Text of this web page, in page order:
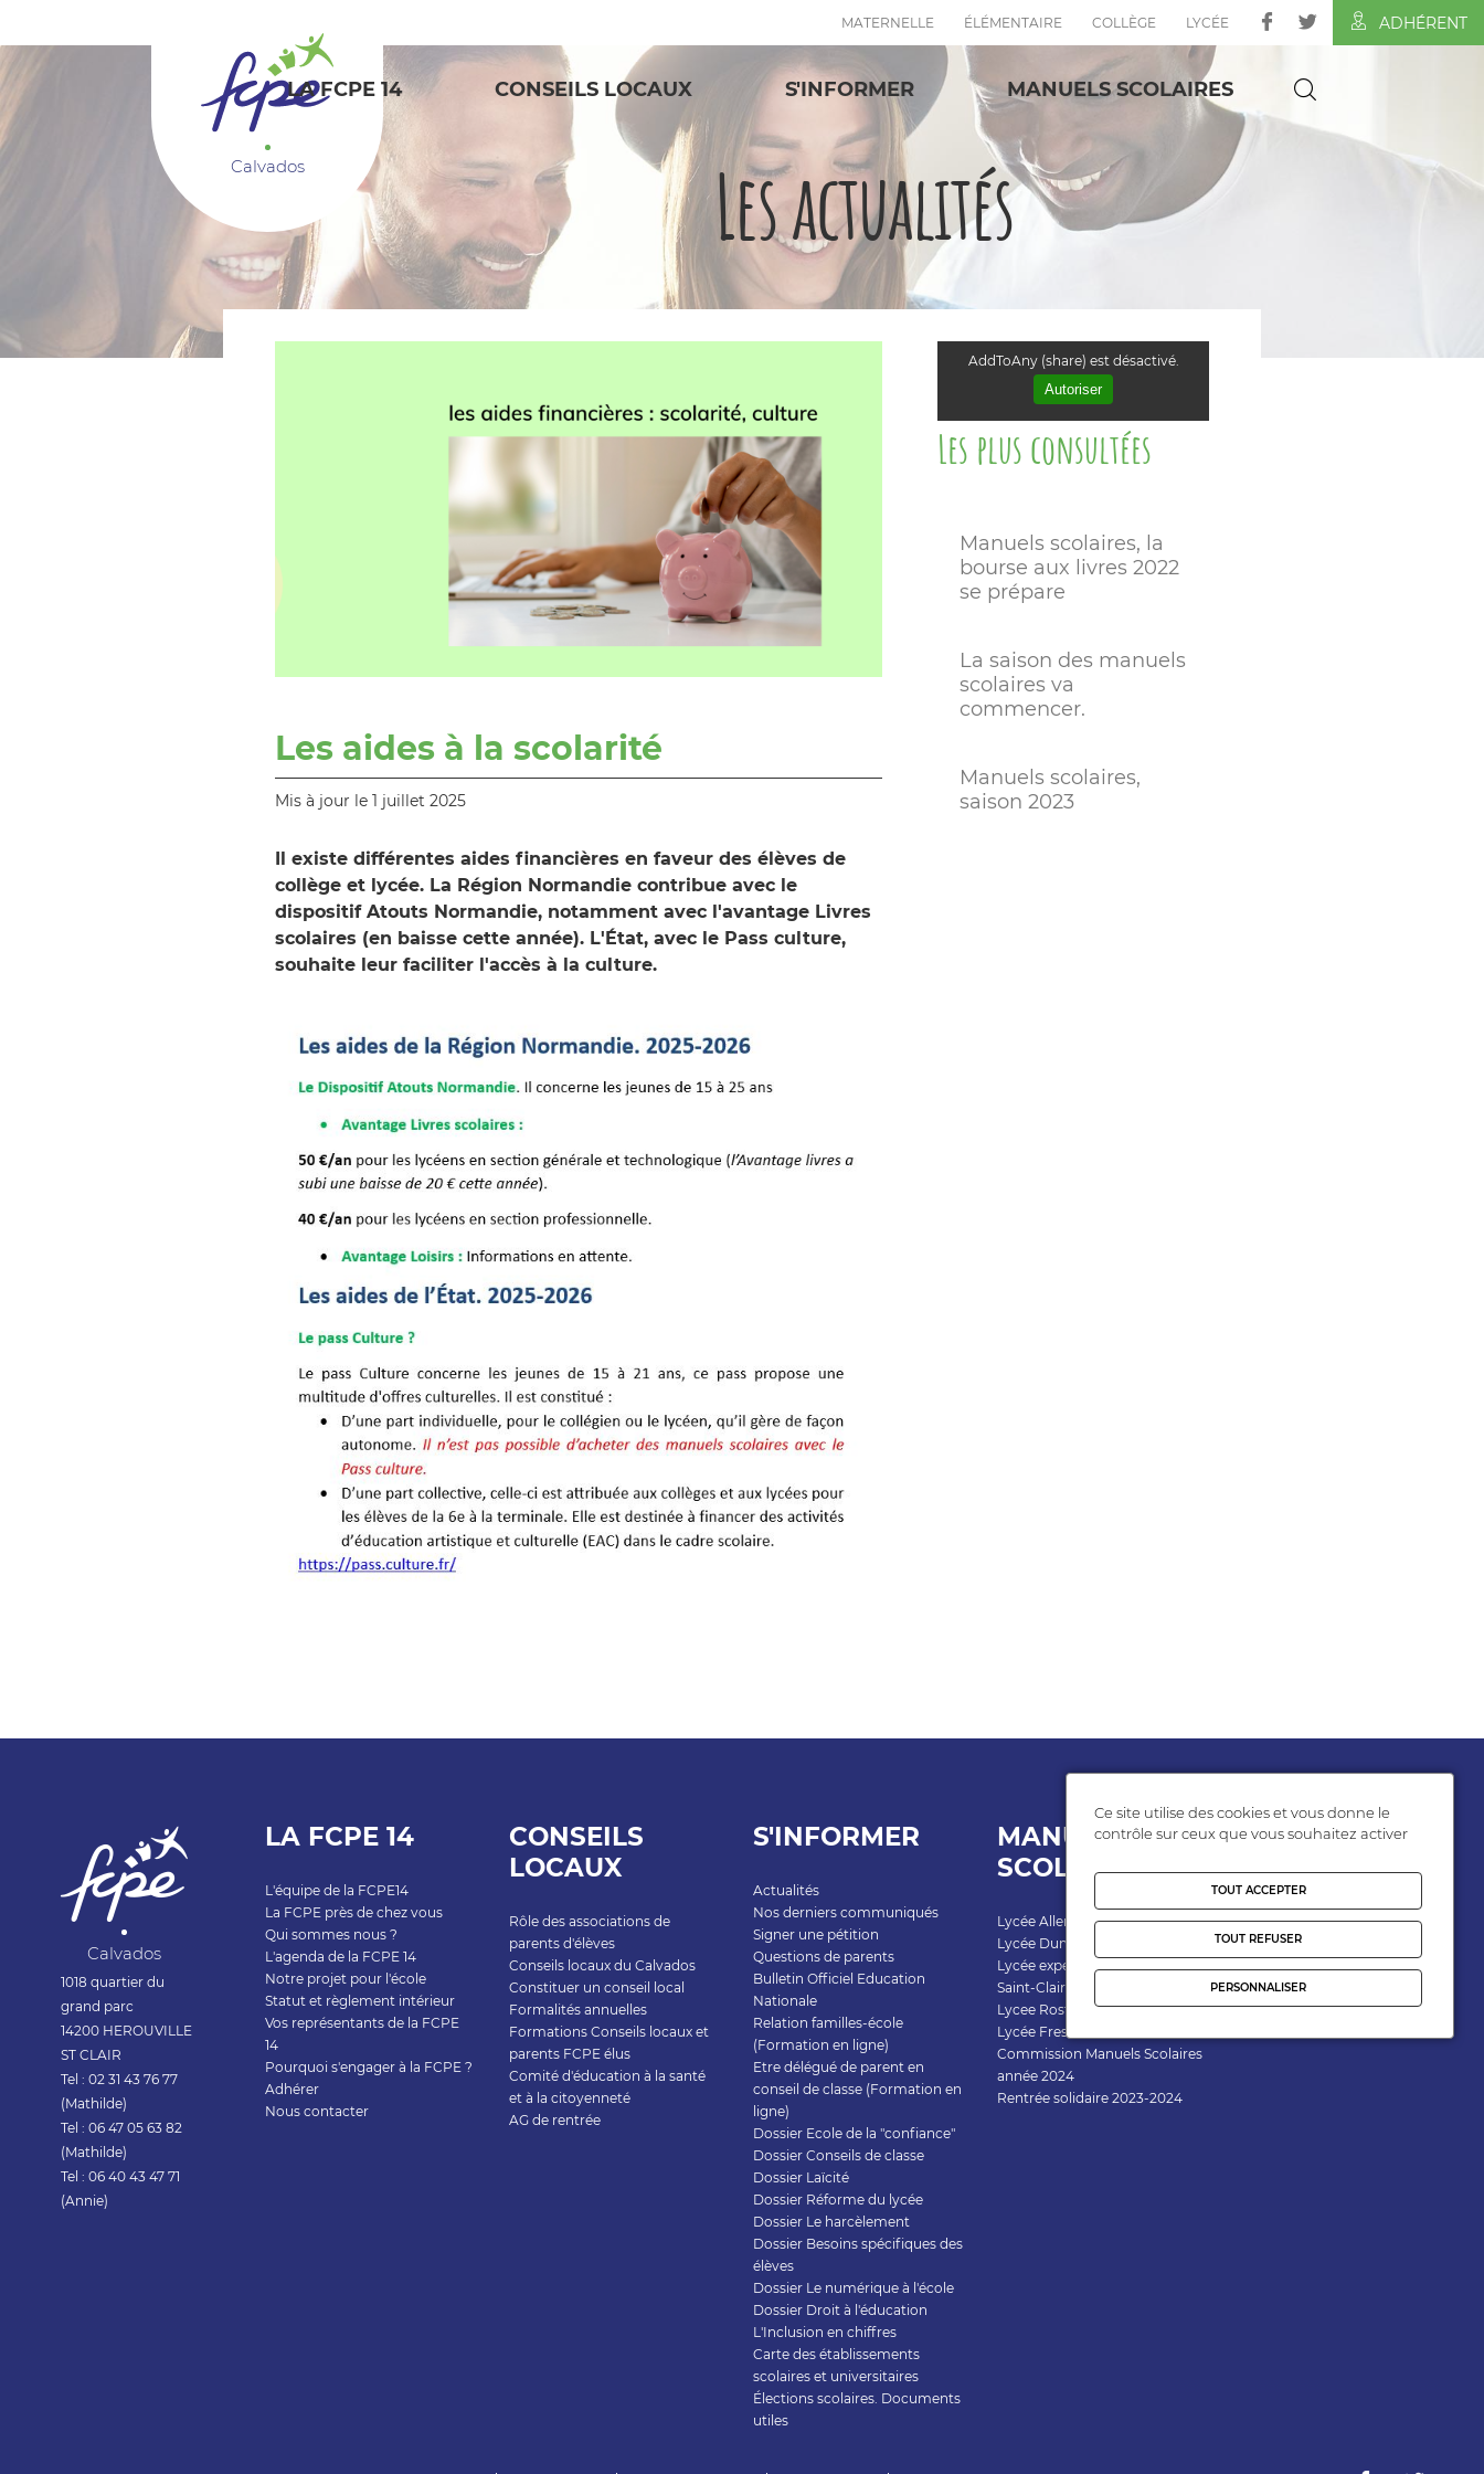
MATERNELLE ÉLÉMENTAIRE COLLÈGE LYCÉE ADHÉRENT
Calvados
LA FCPE 14 CONSEILS LOCAUX S'INFORMER MANUELS SCOLAIRES
Les actualités
Les aides à la scolarité
Mis à jour le 1 juillet 2025
Il existe différentes aides financières en faveur des élèves de
collège et lycée. La Région Normandie contribue avec le
dispositif Atouts Normandie, notamment avec l'avantage Livres
scolaires (en baisse cette année). L'État, avec le Pass culture,
souhaite leur faciliter l'accès à la culture.
AddToAny (share) est désactivé.
Autoriser
Les plus consultées
Manuels scolaires, la
bourse aux livres 2022
se prépare
La saison des manuels
scolaires va
commencer.
Manuels scolaires,
saison 2023
Calvados
1018 quartier du
grand parc
14200 HEROUVILLE
ST CLAIR
Tel : 02 31 43 76 77
(Mathilde)
Tel : 06 47 05 63 82
(Mathilde)
Tel : 06 40 43 47 71
(Annie)
LA FCPE 14
L'équipe de la FCPE14
La FCPE près de chez vous
Qui sommes nous ?
L'agenda de la FCPE 14
Notre projet pour l'école
Statut et règlement intérieur
Vos représentants de la FCPE
14
Pourquoi s'engager à la FCPE ?
Adhérer
Nous contacter
CONSEILS
LOCAUX
Rôle des associations de
parents d'élèves
Conseils locaux du Calvados
Constituer un conseil local
Formalités annuelles
Formations Conseils locaux et
parents FCPE élus
Comité d'éducation à la santé
et à la citoyenneté
AG de rentrée
S'INFORMER
Actualités
Nos derniers communiqués
Signer une pétition
Questions de parents
Bulletin Officiel Education
Nationale
Relation familles-école
(Formation en ligne)
Etre délégué de parent en
conseil de classe (Formation en
ligne)
Dossier Ecole de la "confiance"
Dossier Conseils de classe
Dossier Laïcité
Dossier Réforme du lycée
Dossier Le harcèlement
Dossier Besoins spécifiques des
élèves
Dossier Le numérique à l'école
Dossier Droit à l'éducation
L'Inclusion en chiffres
Carte des établissements
scolaires et universitaires
Élections scolaires. Documents
utiles
MANUELS
SCOLAIRES
Lycée Allende
Lycée Dumont d'Urville
Lycée expérimental Hérouville
Saint-Clair
Lycee Rostand
Lycée Fresnel
Commission Manuels Scolaires
année 2024
Rentrée solidaire 2023-2024
Espace
Personnel
Adhérent
Ce site utilise des cookies et vous donne le
contrôle sur ceux que vous souhaitez activer
TOUT ACCEPTER
TOUT REFUSER
PERSONNALISER